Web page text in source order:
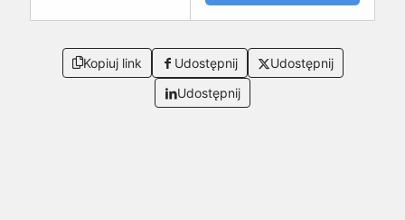
Kopiuj link Udostępnij
Udostępnij
Udostępnij